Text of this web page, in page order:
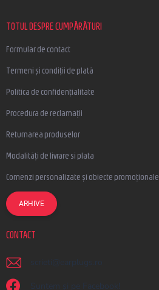
TOTUL DESPRE CUMPĂRĂTURI
Formular de contact
Termeni și condiții de plată
Politica de confidențialitate
Procedura de reclamații
Returnarea produselor
Modalități de livrare si plata
Comenzi personalizate și obiecte promoționale
ARHIVE
CONTACT
scrieti @ earplugs.ro
Suntem și pe Facebook!